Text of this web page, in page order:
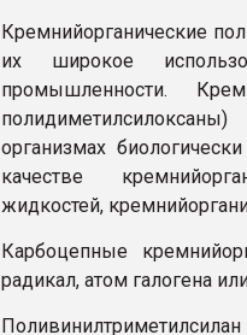
Кремнийорганические
их широкое
промышленности.
организмах
качестве
жидкостей,
Карбоцепные
радикал, атом галогена